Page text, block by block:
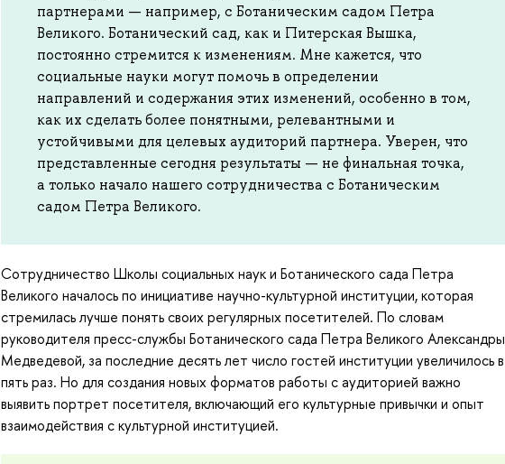
партнерами — например, с Ботаническим садом Петра
Великого. Ботанический сад, как и Питерская Вышка,
постоянно стремится к изменениям. Мне кажется, что
социальные науки могут помочь в определении
направлений и содержания этих изменений, особенно в том,
как их сделать более понятными, релевантными и
устойчивыми для целевых аудиторий партнера. Уверен, что
представленные сегодня результаты — не финальная точка,
а только начало нашего сотрудничества с Ботаническим
садом Петра Великого.
Сотрудничество Школы социальных наук и Ботанического сада Петра
Великого началось по инициативе научно-культурной институции, которая
стремилась лучше понять своих регулярных посетителей. По словам
руководителя пресс-службы Ботанического сада Петра Великого Александры
Медведевой, за последние десять лет число гостей институции увеличилось в
пять раз. Но для создания новых форматов работы с аудиторией важно
выявить портрет посетителя, включающий его культурные привычки и опыт
взаимодействия с культурной институцией.